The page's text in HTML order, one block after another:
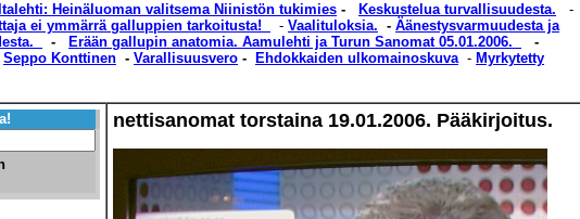
Heinäluoman valitsema Niinistön tukimies - Keskustelua turvallisuudesta. -
ei ymmärrä galluppien tarkoitusta!
- Vaalituloksia. - Äänestysvarmuudesta ja
- Erään gallupin anatomia. Aamulehti ja Turun Sanomat 05.01.2006.
-
Seppo Konttinen - Varallisuusvero - Ehdokkaiden ulkomainoskuva- Myrkytetty
nettisanomat torstaina 19.01.2006. Pääkirjoitus.